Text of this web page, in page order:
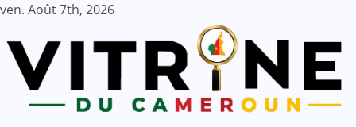
Skip
content
ven. Août 7th, 2026